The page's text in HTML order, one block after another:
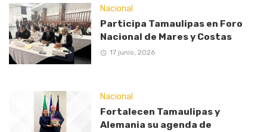
Nacional
Participa Tamaulipas en Foro
Nacional de Mares y Costas
17 junio, 2026
Nacional
Fortalecen Tamaulipas y
Alemania su agenda de